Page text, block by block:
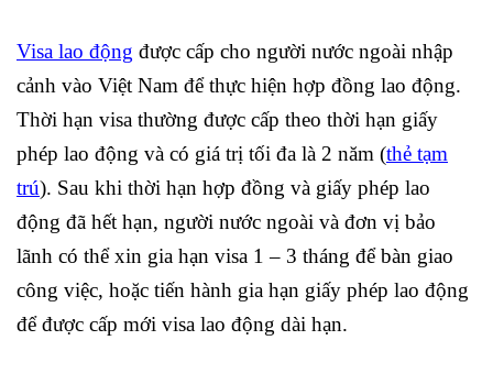
Visa lao động được cấp cho người nước ngoài nhập
cảnh vào Việt Nam để thực hiện hợp đồng lao động.
Thời hạn visa thường được cấp theo thời hạn giấy
phép lao động và có giá trị tối đa là 2 năm (thẻ tạm
trú). Sau khi thời hạn hợp đồng và giấy phép lao
động đã hết hạn, người nước ngoài và đơn vị bảo
lãnh có thể xin gia hạn visa 1 – 3 tháng để bàn giao
công việc, hoặc tiến hành gia hạn giấy phép lao động
để được cấp mới visa lao động dài hạn.